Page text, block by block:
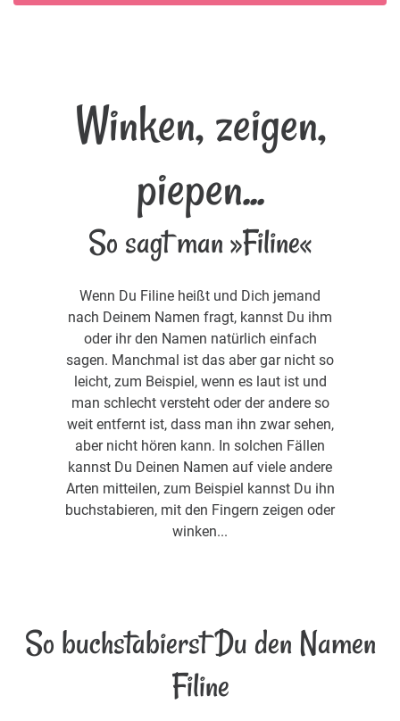
Winken, zeigen,
piepen...
So sagt man »Filine«
Wenn Du Filine heißt und Dich jemand
nach Deinem Namen fragt, kannst Du ihm
oder ihr den Namen natürlich einfach
sagen. Manchmal ist das aber gar nicht so
leicht, zum Beispiel, wenn es laut ist und
man schlecht versteht oder der andere so
weit entfernt ist, dass man ihn zwar sehen,
aber nicht hören kann. In solchen Fällen
kannst Du Deinen Namen auf viele andere
Arten mitteilen, zum Beispiel kannst Du ihn
buchstabieren, mit den Fingern zeigen oder
winken...
So buchstabierst Du den Namen
Filine